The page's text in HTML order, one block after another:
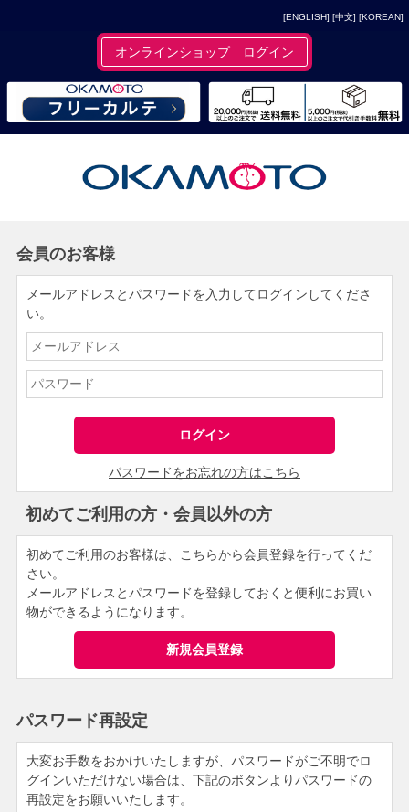
[ENGLISH] [中文] [KOREAN]
オンラインショップ ログイン
会員のお客様
メールアドレスとパスワードを入力してログインしてくださ
い。
パスワードをお忘れの方はこちら
初めてご利用の方・会員以外の方
初めてご利用のお客様は、こちらから会員登録を行ってくだ
さい。
メールアドレスとパスワードを登録しておくと便利にお買い
物ができるようになります。
パスワード再設定
大変お手数をおかけいたしますが、パスワードがご不明でロ
グインいただけない場合は、下記のボタンよりパスワードの
再設定をお願いいたします。